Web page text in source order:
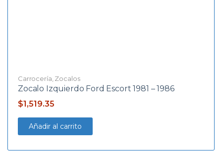
Carrocería Zocalos
Zocalo Izquierdo Ford Escort 1981 – 1986
$1,519.35
Añadir al carrito